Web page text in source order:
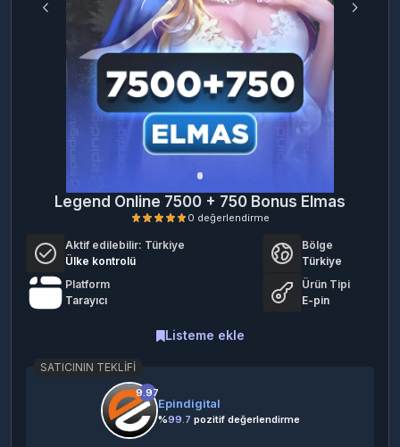
Legend Online 7500 + 750 Bonus Elmas
Aktif edilebilir: Türkiye
Ülke kontrolü
Bölge
Türkiye
Platform
Tarayıcı
Ürün Tipi
E-pin
Listeme ekle
SATICININ TEKLIFI
9.97
Epindigital
%99.7 pozitif değerlendirme